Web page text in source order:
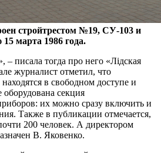
стройтрестом №19, СУ-103 и
марта 1986 года.
– писала тогда про него «Лідская
журналист отметил, что
в свободном доступе и
оборудована секция
их можно сразу включить и
Также в публикации отмечается,
200 человек. А директором
В. Яковенко.